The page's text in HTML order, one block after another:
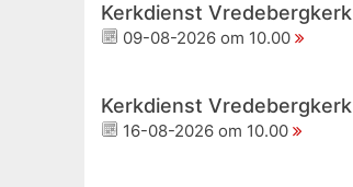
Kerkdienst Vredebergkerk
09-08-2026 om 10.00
Kerkdienst Vredebergkerk
16-08-2026 om 10.00